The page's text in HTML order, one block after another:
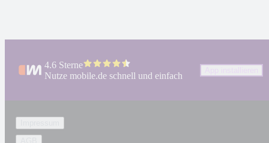
4.6 Sterne
Nutze mobile.de schnell und einfach